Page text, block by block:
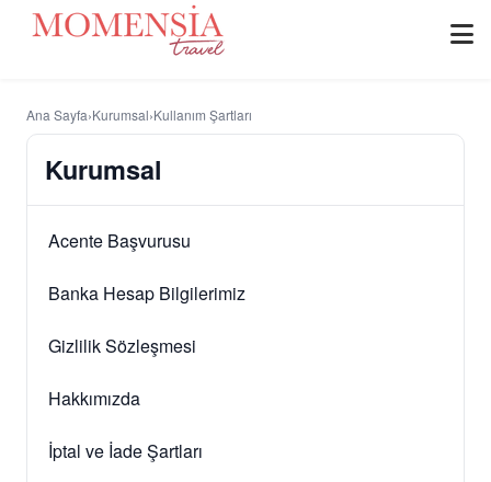
Ana Sayfa›Kurumsal›Kullanım Şartları
Kurumsal
Acente Başvurusu
Banka Hesap Bilgilerimiz
Gizlilik Sözleşmesi
Hakkımızda
İptal ve İade Şartları